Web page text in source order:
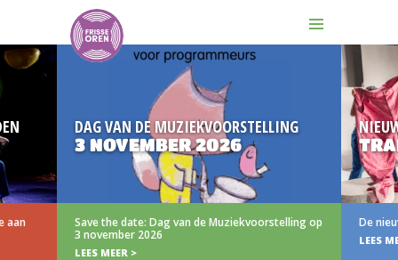
DAG VAN DE MUZIEKVOORSTELLING
3 NOVEMBER 2026
Save the date: Dag van de Muziekvoorstelling op
3 november 2026
LEES MEER >
NIEUW
De
LEES